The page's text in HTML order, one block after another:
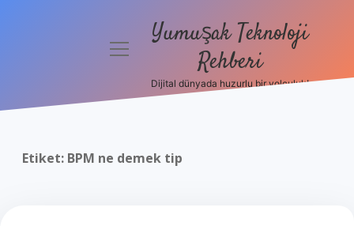
Politikası
menüyüYumuşak Teknoloji
Rehberi
Dijital dünyada huzurlu bir yolculuk!
Etiket: BPM ne demek tip